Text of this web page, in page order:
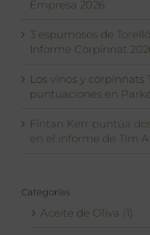
Empresa 2026
3 espumosos de
Informe Corpinnat
Los vinos y
puntuaciones en
Fintan Kerr puntúa
en el informe de Tim
Categorías
Aceite de Oliva (1)